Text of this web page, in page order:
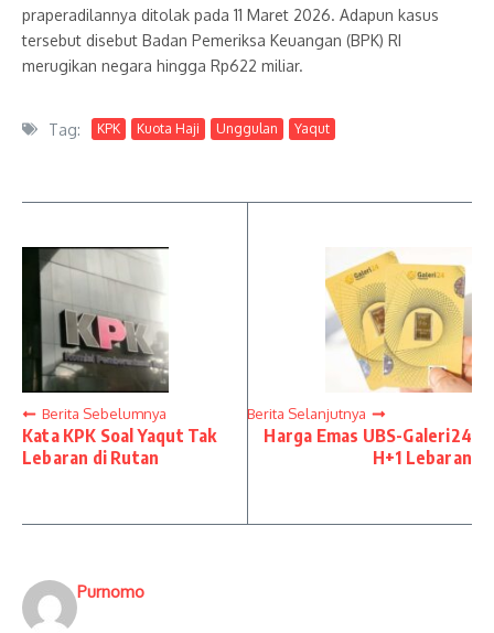
praperadilannya ditolak pada 11 Maret 2026. Adapun kasus
tersebut disebut Badan Pemeriksa Keuangan (BPK) RI
merugikan negara hingga Rp622 miliar.
Tag: KPK Kuota Haji Unggulan Yaqut
Berita Sebelumnya
Kata KPK Soal Yaqut Tak
Lebaran di Rutan
Berita Selanjutnya
Harga Emas UBS-Galeri24
H+1 Lebaran
Purnomo